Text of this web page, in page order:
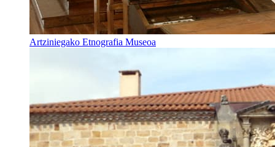
Artziniegako Etnografia Museoa